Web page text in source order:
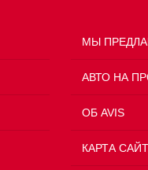
МЫ
АВТО НА
ОБ AVIS
КАРТА